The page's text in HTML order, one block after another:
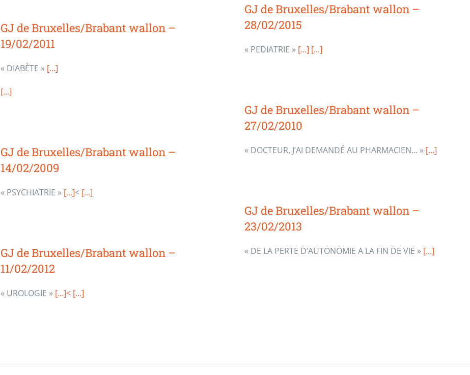
GJ de Bruxelles/Brabant wallon –
28/02/2015
« PEDIATRIE » […] [...]
GJ de Bruxelles/Brabant wallon –
19/02/2011
« DIABÈTE » […]
[...]
GJ de Bruxelles/Brabant wallon –
27/02/2010
« DOCTEUR, J’AI DEMANDÉ AU PHARMACIEN… » [...]
GJ de Bruxelles/Brabant wallon –
14/02/2009
« PSYCHIATRIE » […]< [...]
GJ de Bruxelles/Brabant wallon –
23/02/2013
« DE LA PERTE D’AUTONOMIE A LA FIN DE VIE » [...]
GJ de Bruxelles/Brabant wallon –
11/02/2012
« UROLOGIE » […]< [...]